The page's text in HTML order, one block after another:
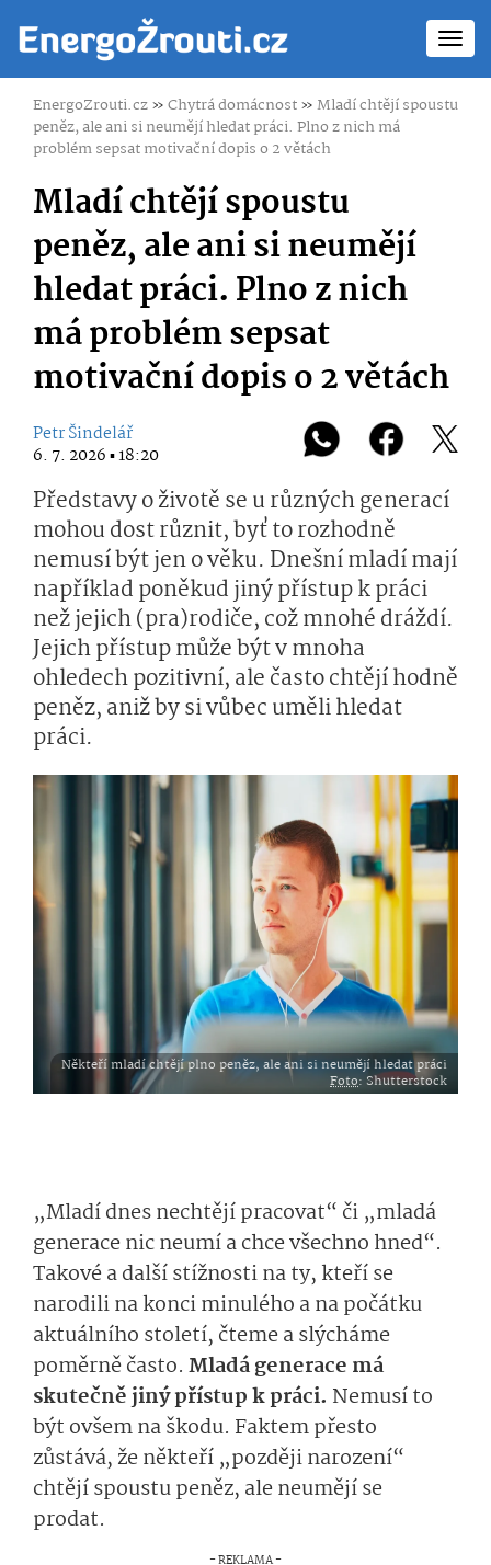
EnergoZrouti.cz»Chytrá domácnost»Mladí chtějí spoustu
peněz, ale ani si neumějí hledat práci. Plno z nich má
problém sepsat motivační dopis o 2 větách
Mladí chtějí spoustu
peněz, ale ani si neumějí
hledat práci. Plno z nich
má problém sepsat
motivační dopis o 2 větách
Petr Šindelář
6. 7. 2026 ▪ 18:20
Představy o životě se u různých generací
mohou dost různit, byť to rozhodně
nemusí být jen o věku. Dnešní mladí mají
například poněkud jiný přístup k práci
než jejich (pra)rodiče, což mnohé dráždí.
Jejich přístup může být v mnoha
ohledech pozitivní, ale často chtějí hodně
peněz, aniž by si vůbec uměli hledat
práci.
Někteří mladí chtějí plno peněz, ale ani si neumějí hledat práci
Foto: Shutterstock
„Mladí dnes nechtějí pracovat“ či „mladá
generace nic neumí a chce všechno hned“.
Takové a další stížnosti na ty, kteří se
narodili na konci minulého a na počátku
aktuálního století, čteme a slýcháme
poměrně často. Mladá generace má
skutečně jiný přístup k práci. Nemusí to
být ovšem na škodu. Faktem přesto
zůstává, že někteří „později narození“
chtějí spoustu peněz, ale neumějí se
prodat.